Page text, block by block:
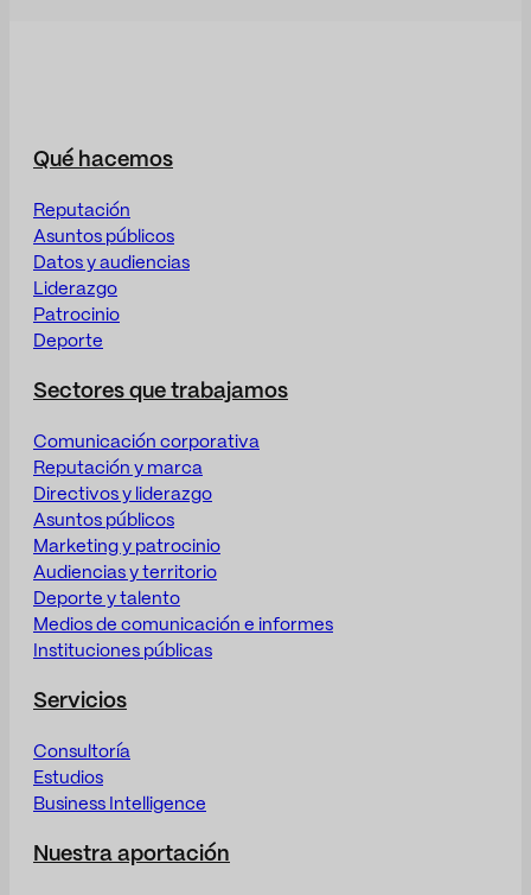
Qué hacemos
Reputación
Asuntos públicos
Datos y audiencias
Liderazgo
Patrocinio
Deporte
Sectores que trabajamos
Comunicación corporativa
Reputación y marca
Directivos y liderazgo
Asuntos públicos
Marketing y patrocinio
Audiencias y territorio
Deporte y talento
Medios de comunicación e informes
Instituciones públicas
Servicios
Consultoría
Estudios
Business Intelligence
Nuestra aportación